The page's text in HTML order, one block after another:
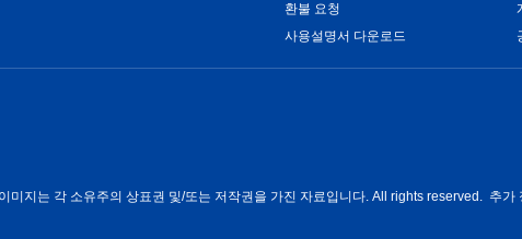
환불 요청
사용설명서 다운로드
미지는 각 소유주의 상표권 및/또는 저작권을 가진 자료입니다. All rights reserved. 추가